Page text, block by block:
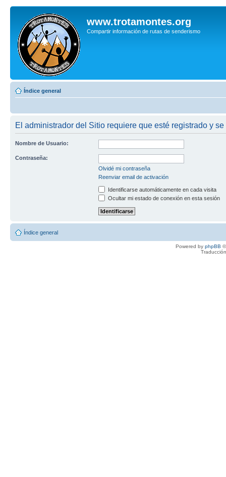
www.trotamontes.org
Compartir información de rutas de senderismo
Índice general
El administrador del Sitio requiere que esté registrado y
Nombre de Usuario:
Contraseña:
Olvidé mi contraseña
Reenviar email de activación
Identificarse automáticamente en cada visita
Ocultar mi estado de conexión en esta sesión
Índice general
Powered by phpBB